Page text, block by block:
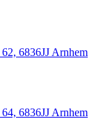
6836JJ Arnhem
6836JJ Arnhem